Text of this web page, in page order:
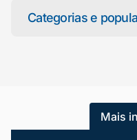
Categorias e
Atendimento ao
Blog
Mais
online agora